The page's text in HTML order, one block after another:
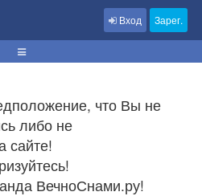
Вход Зарег.
что Вы не
либо не
сайте!
ВечноСнами.ру!